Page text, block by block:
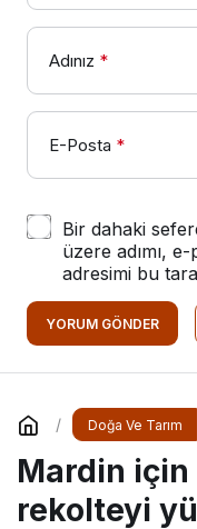
Adınız *
E-Posta *
Bir dahaki
üzere adımı,
adresimi bu
YORUM GÖNDER
Doğa Ve Tarım
Mardin için
rekolteyi